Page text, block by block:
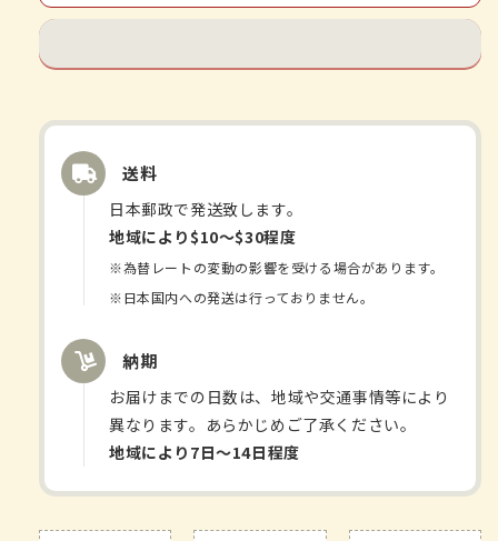
的
数
量
送料
日本郵政で発送致します。
地域により$10〜$30程度
※為替レートの変動の影響を受ける場合があります。
※日本国内への発送は行っておりません。
納期
お届けまでの日数は、地域や交通事情等により
異なります。あらかじめご了承ください。
地域により7日〜14日程度